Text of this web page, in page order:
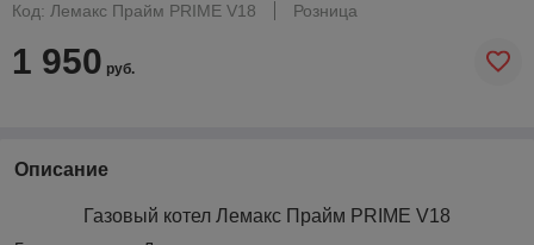
Код: Лемакс Прайм PRIME V18
Розница
1 950 руб.
Описание
Газовый котел Лемакс Прайм PRIME V18